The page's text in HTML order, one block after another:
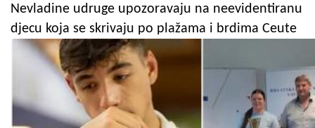
Nevladine udruge upozoravaju na neevidentiranu
djecu koja se skrivaju po plažama i brdima Ceute